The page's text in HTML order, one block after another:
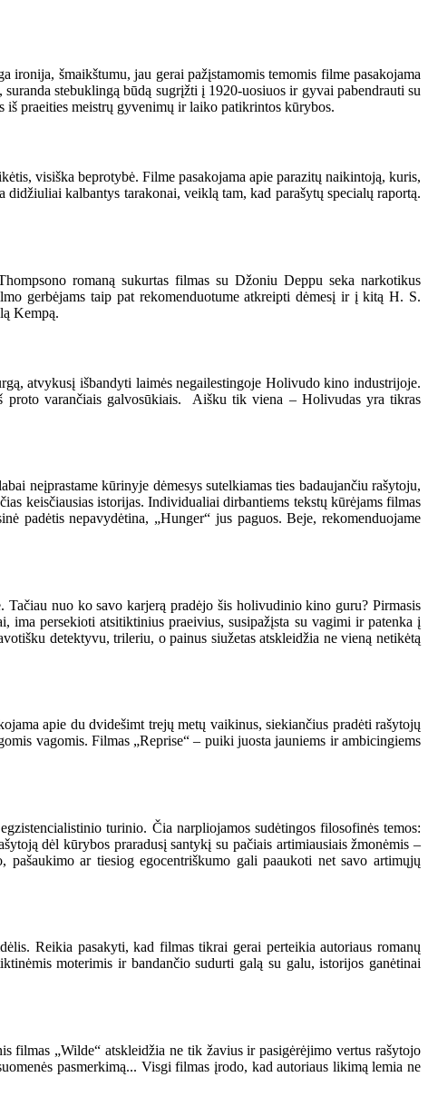
šmaikštumu, jau gerai pažįstamomis temomis filme pasakojama
stebuklingą būdą sugrįžti į 1920-uosiuos ir gyvai pabendrauti su
iš praeities meistrų gyvenimų ir laiko patikrintos kūrybos.
visiška beprotybė. Filme pasakojama apie parazitų naikintoją, kuris,
kalbantys tarakonai, veiklą tam, kad parašytų specialų raportą.
romaną sukurtas filmas su Džoniu Deppu seka narkotikus
gerbėjams taip pat rekomenduotume atkreipti dėmesį ir į kitą H. S.
Kempą.
atvykusį išbandyti laimės negailestingoje Holivudo kino industrijoje.
proto varančiais galvosūkiais. Aišku tik viena – Holivudas yra tikras
neįprastame kūrinyje dėmesys sutelkiamas ties badaujančiu rašytoju,
keisčiausias istorijas. Individualiai dirbantiems tekstų kūrėjams filmas
padėtis nepavydėtina, „Hunger“ jus paguos. Beje, rekomenduojame
nuo ko savo karjerą pradėjo šis holivudinio kino guru? Pirmasis
ima persekioti atsitiktinius praeivius, susipažįsta su vagimi ir patenka į
detektyvu, trileriu, o painus siužetas atskleidžia ne vieną netikėtą
apie du dvidešimt trejų metų vaikinus, siekiančius pradėti rašytojų
vagomis. Filmas „Reprise“ – puiki juosta jauniems ir ambicingiems
turinio. Čia narpliojamos sudėtingos filosofinės temos:
dėl kūrybos praradusį santykį su pačiais artimiausiais žmonėmis –
ar tiesiog egocentriškumo gali paaukoti net savo artimųjų
Reikia pasakyti, kad filmas tikrai gerai perteikia autoriaus romanų
moterimis ir bandančio sudurti galą su galu, istorijos ganėtinai
filmas „Wilde“ atskleidžia ne tik žavius ir pasigėrėjimo vertus rašytojo
pasmerkimą... Visgi filmas įrodo, kad autoriaus likimą lemia ne